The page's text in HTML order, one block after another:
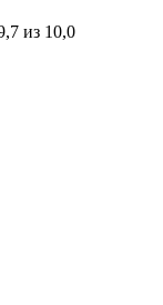
из 10,0